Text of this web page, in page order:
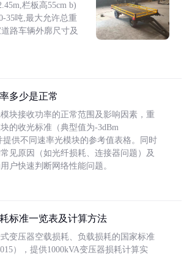
栏板高55cm b)
35吨,最大允许总重
路车辆外廓尺寸及
多少是正常
块接收功率的正常范围及影响因素，重
的收光标准（典型值为-3dBm
提供不同速率光模块的参考值表格。同时
见原因（如光纤损耗、连接器问题）及
户快速判断网络性能问题。
标准一览表及计算方法
变压器空载损耗、负载损耗的国家标准
），提供1000kVA变压器损耗计算实